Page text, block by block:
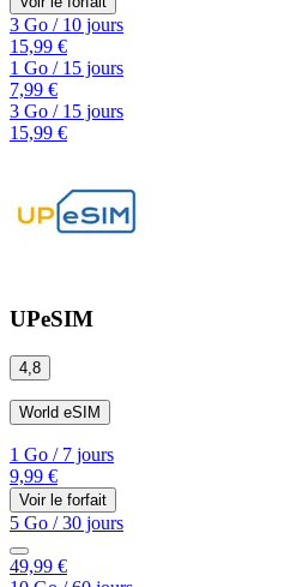
3 Go /10 jours
15,99 €
1 Go /15 jours
7,99 €
3 Go /15 jours
15,99 €
UPeSIM
4,8
World eSIM
1 Go /7 jours
9,99 €
Voir le forfait
5 Go /30 jours
49,99 €